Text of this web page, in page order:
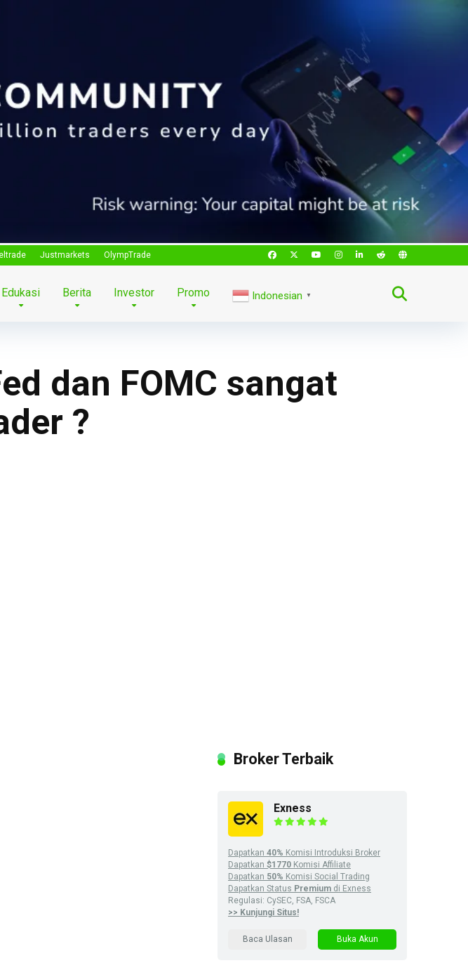
Justmarkets OlympTrade
Edukasi Berita Investor Promo Indonesian ▼
dan FOMC sangat
?
Broker Terbaik
Exness
Dapatkan 40% Komisi Introduksi Broker
Dapatkan $1770 Komisi Affiliate
Dapatkan 50% Komisi Social Trading
Dapatkan Status Premium di Exness
Regulasi: CySEC, FSA, FSCA
>> Kunjungi Situs!
Baca Ulasan Buka Akun